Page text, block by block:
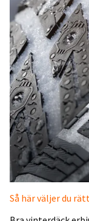
Så här väljer du